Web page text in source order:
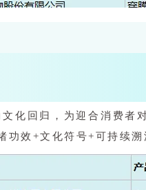
化回归，为迎合消费者
功效+文化符号+可持续溯